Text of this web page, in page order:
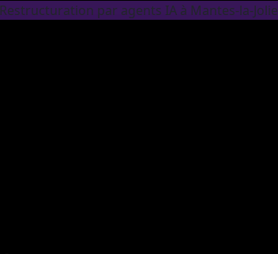
Restructuration par agents IA à Mantes-la-Jolie